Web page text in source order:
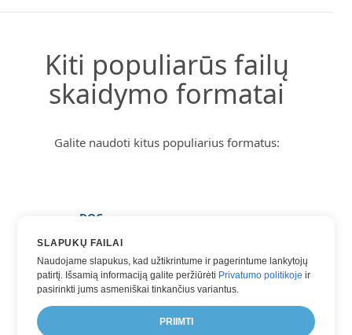
Kiti populiarūs failų
skaidymo formatai
Galite naudoti kitus populiarius formatus:
DOC
DOCX
HTML
TXT
SLAPUKŲ FAILAI
Naudojame slapukus, kad užtikrintume ir pagerintume lankytojų
patirtį. Išsamią informaciją galite peržiūrėti Privatumo politikoje ir
pasirinkti jums asmeniškai tinkančius variantus.
PRIIMTI